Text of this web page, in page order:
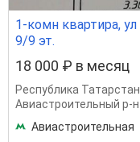
1-комн квартира,
9/9 эт.
18 000 ₽ в месяц
Республика Татарстан
Авиастроительный р-н
Авиастроительная